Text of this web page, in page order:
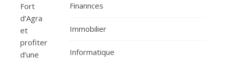
Fort
d’Agra
et
profiter
d’une
Finannces
Immobilier
Informatique